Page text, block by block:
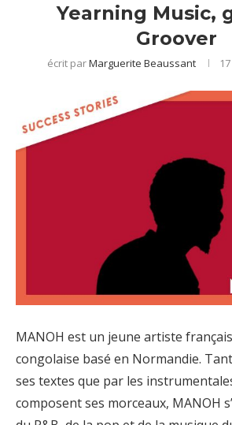
Yearning Music,
Groover
écrit parMarguerite Beaussant
MANOH est un jeune artiste
congolaise basé en Normandie.
ses textes que par les
composent ses morceaux, MANOH